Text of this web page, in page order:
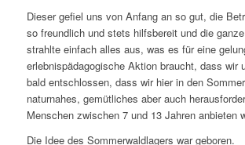
Dieser gefiel uns von Anfang an so gut, die
so freundlich und stets hilfsbereit und die
strahlte einfach alles aus, was es für eine
erlebnispädagogische Aktion braucht, dass wir
bald entschlossen, dass wir hier in den
naturnahes, gemütliches aber auch
Menschen zwischen 7 und 13 Jahren anbieten
Die Idee des Sommerwaldlagers war geboren.